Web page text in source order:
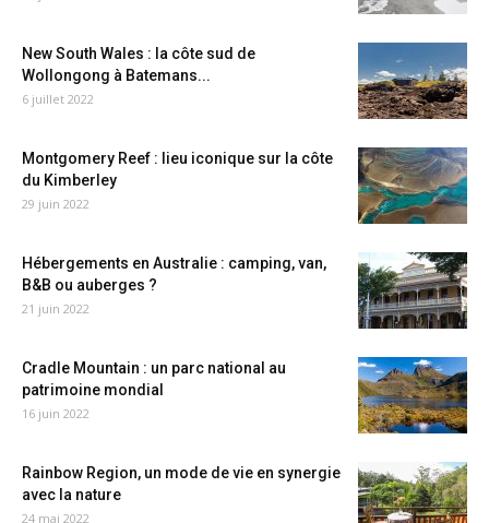
New South Wales : la côte sud de
Wollongong à Batemans...
6 juillet 2022
Montgomery Reef : lieu iconique sur la côte
du Kimberley
29 juin 2022
Hébergements en Australie : camping, van,
B&B ou auberges ?
21 juin 2022
Cradle Mountain : un parc national au
patrimoine mondial
16 juin 2022
Rainbow Region, un mode de vie en synergie
avec la nature
24 mai 2022